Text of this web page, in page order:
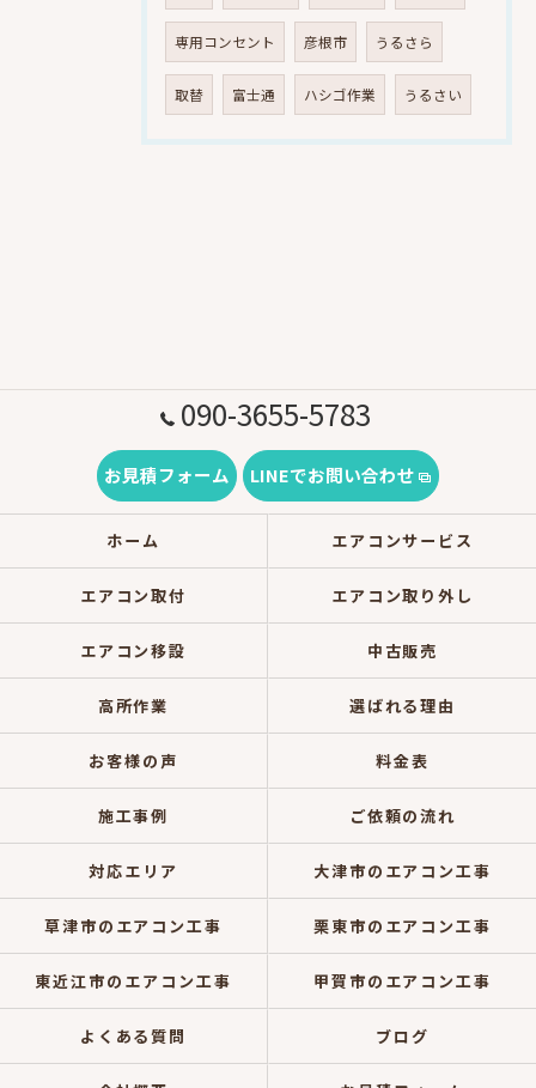
専用コンセント 彦根市 うるさら
取替 富士通 ハシゴ作業 うるさい
090-3655-5783
お見積フォーム LINEでお問い合わせ
ホーム エアコンサービス
エアコン取付 エアコン取り外し
エアコン移設 中古販売
高所作業 選ばれる理由
お客様の声 料金表
施工事例 ご依頼の流れ
対応エリア 大津市のエアコン工事
草津市のエアコン工事 栗東市のエアコン工事
東近江市のエアコン工事 甲賀市のエアコン工事
よくある質問 ブログ